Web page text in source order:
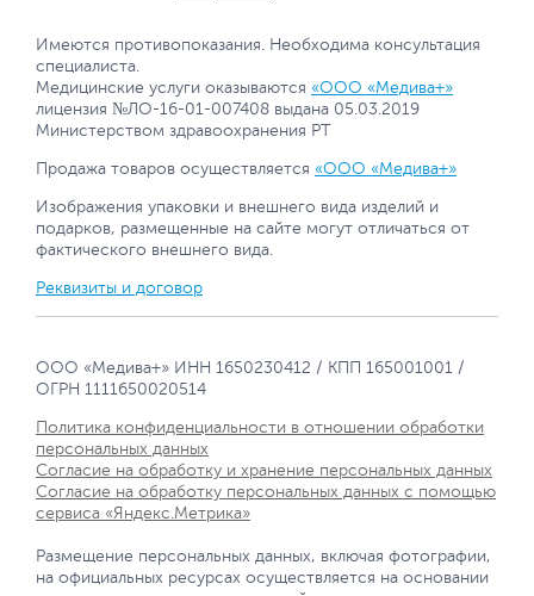
Имеются противопоказания. Необходима консультация
специалиста.
Медицинские услуги оказываются «ООО «Медива+»
лицензия №ЛО-16-01-007408 выдана 05.03.2019
Министерством здравоохранения РТ
Продажа товаров осуществляется «ООО «Медива+»
Изображения упаковки и внешнего вида изделий и
подарков, размещенные на сайте могут отличаться от
фактического внешнего вида.
Реквизиты и договор
ООО «Медива+» ИНН 1650230412 / КПП 165001001 /
ОГРН 1111650020514
Политика конфиденциальности в отношении обработки
персональных данных
Согласие на обработку и хранение персональных данных
Согласие на обработку персональных данных с помощью
сервиса «Яндекс.Метрика»
Размещение персональных данных, включая фотографии,
на официальных ресурсах осуществляется на основании